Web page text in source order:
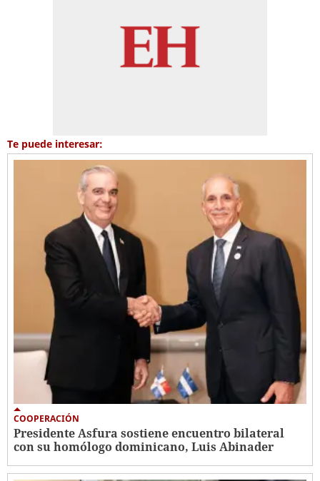
Te puede interesar:
COOPERACIÓN
Presidente Asfura sostiene encuentro bilateral
con su homólogo dominicano, Luis Abinader